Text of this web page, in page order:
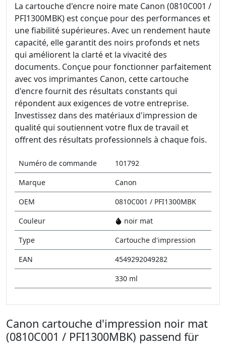
La cartouche d'encre noire mate Canon (0810C001 /
PFI1300MBK) est conçue pour des performances et
une fiabilité supérieures. Avec un rendement haute
capacité, elle garantit des noirs profonds et nets
qui améliorent la clarté et la vivacité des
documents. Conçue pour fonctionner parfaitement
avec vos imprimantes Canon, cette cartouche
d'encre fournit des résultats constants qui
répondent aux exigences de votre entreprise.
Investissez dans des matériaux d'impression de
qualité qui soutiennent votre flux de travail et
offrent des résultats professionnels à chaque fois.
Numéro de commande
101792
Marque
Canon
OEM
0810C001 / PFI1300MBK
Couleur
noir mat
Type
Cartouche d'impression
EAN
4549292049282
330 ml
Canon cartouche d'impression noir mat
(0810C001 / PFI1300MBK) passend für